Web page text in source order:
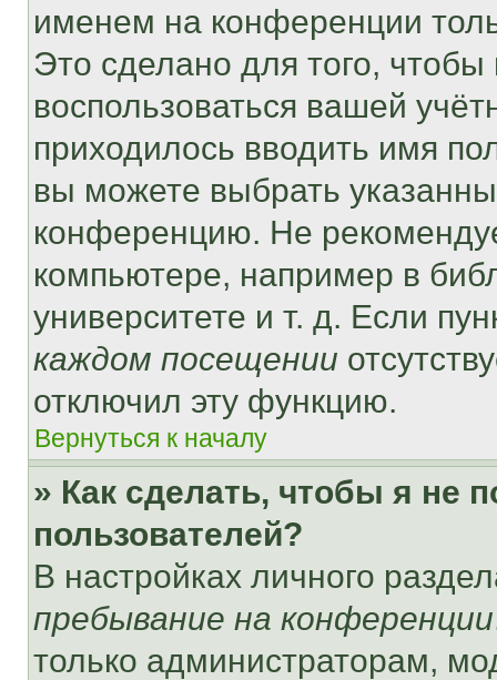
именем на конференции
Это сделано для того, чтобы
воспользоваться вашей
приходилось вводить имя
вы можете выбрать
конференцию. Не
компьютере, например в
университете и т. д. Если
каждом посещении
отключил эту функцию.
Вернуться к началу
» Как сделать, чтобы я не
пользователей?
В настройках личного
пребывание на конференции
только администраторам,